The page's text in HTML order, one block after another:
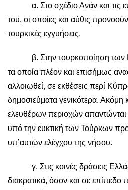
α. Στο σχέδιο Ανάν και τις
του, οι οποίες και αύθις
τουρκικές εγγυήσεις.
β. Στην τουρκοποίηση των
τα οποία πλέον και επισήμως
αλλοιωθεί, σε εκθέσεις περί
δημοσιεύματα γενικότερα. Ακόμη
ελευθέρων περιοχών απαντώνται
υπό την ευκτική των Τούρκων
υπ’αυτών ελέγχου της νήσου.
γ. Στις κοινές δράσεις
διακρατικά, όσον και σε επίπεδο